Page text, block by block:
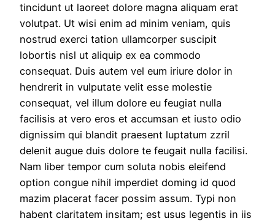
tincidunt ut laoreet dolore magna aliquam erat
volutpat. Ut wisi enim ad minim veniam, quis
nostrud exerci tation ullamcorper suscipit
lobortis nisl ut aliquip ex ea commodo
consequat. Duis autem vel eum iriure dolor in
hendrerit in vulputate velit esse molestie
consequat, vel illum dolore eu feugiat nulla
facilisis at vero eros et accumsan et iusto odio
dignissim qui blandit praesent luptatum zzril
delenit augue duis dolore te feugait nulla facilisi.
Nam liber tempor cum soluta nobis eleifend
option congue nihil imperdiet doming id quod
mazim placerat facer possim assum. Typi non
habent claritatem insitam; est usus legentis in iis